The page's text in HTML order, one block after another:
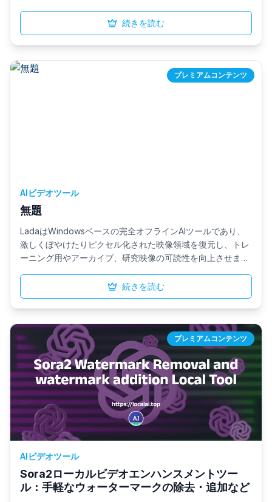
リア追跡、リアルタイムプレビュー、およびバッチ処理を提
供し、クラウドへのアップロードなしにシームレスで放送品
質の結果を実現します。
続きを読む
プレミアムコンテンツ
AIビデオツール
無題
LadaはWindowsベースの完全オフラインAIツールであり、
激しくぼやけたりピクセル化された映像領域を復元し、トレ
ーニング用やアーカイブ、研究映像の可読性を向上させま
に出ることは一切ないため、機密性の高いコンテンツやコン
プライアンス制限のあるコンテンツに最適です。
続きを読む
プレミアムコンテンツ
AIビデオツール
Sora2ローカルビデオエンハンスメントツー
ル：手軽なウォーターマークの除去・追加など